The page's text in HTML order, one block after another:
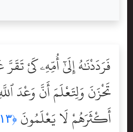
فَرَدَدْنَٰهُ إِلَىٰٓ أُمِّهِۦ كَىْ تَقَرَّ
تَحْزَنَ وَلِتَعْلَمَ أَنَّ وَعْدَ
أَكْثَرَهُمْ لَا يَعْلَمُونَ ﴿١٣﴾